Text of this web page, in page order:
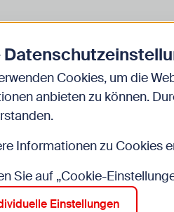
Kinder Veranstaltungen
Suche im
Suchen
Cookies, um die
anbieten zu können.
Informationen zu Cookies
Sie auf „Cookie-
Einstellungen